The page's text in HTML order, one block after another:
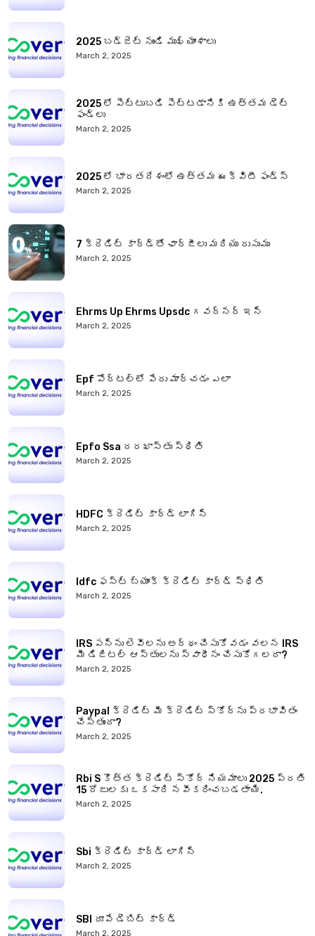
2025 బడ్జెట్ నుండి ముఖ్యాంశాలు
March 2, 2025
2025 లో పెట్టుబడి పెట్టడానికి ఉత్తమ డెట్
ఫండ్లు
March 2, 2025
2025 లో భారతదేశంలో ఉత్తమ ఈక్విటీ ఫండ్స్
March 2, 2025
7 క్రెడిట్ కార్డ్‌తో ఛార్జీలు మరియు రుసుము
March 2, 2025
Ehrms Up Ehrms Upsdc గవర్నర్ ఇన్
March 2, 2025
Epf పోర్టల్‌లో పేరు మార్చడం ఎలా
March 2, 2025
Epfo Ssa దరఖాస్తు స్థితి
March 2, 2025
HDFC క్రెడిట్ కార్డ్ లాగిన్
March 2, 2025
Idfc ఫస్ట్ బ్యాంక్ క్రెడిట్ కార్డ్ స్థితి
March 2, 2025
IRS పన్ను లెవీలను అర్థం చేసుకోవడం వలన IRS
మీ డిజిటల్ ఆస్తులను స్వాధీనం చేసుకోగలదా?
March 2, 2025
Paypal క్రెడిట్ మీ క్రెడిట్ స్కోర్‌ను ప్రభావితం
చేస్తుందా?
March 2, 2025
Rbi S కొత్త క్రెడిట్ స్కోర్ నియమాలు 2025 ప్రతి
15 రోజులకు ఒకసారి నవీకరించబడతాయి.
March 2, 2025
Sbi క్రెడిట్ కార్డ్ లాగిన్
March 2, 2025
SBI రూపే డెబిట్ కార్డ్
March 2, 2025